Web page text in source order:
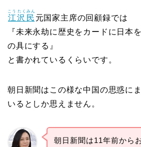
江沢民
こう たくみん
元国家主席の回顧録では
『未来永劫に歴史をカードに日本
の具にする』
と書かれているくらいです。
朝日新聞はこの様な中国の思惑に
いるとしか思えません。
朝日新聞は11年前から